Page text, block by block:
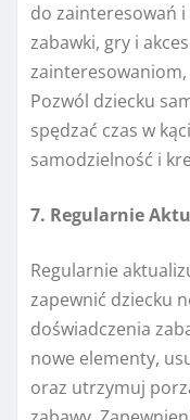
do zainteresowań
zabawki, gry i
Pozwól dziecku
spędzać czas w
samodzielność i
7. Regularnie
Regularnie
zapewnić dziecku
doświadczenia
nowe elementy,
oraz utrzymuj